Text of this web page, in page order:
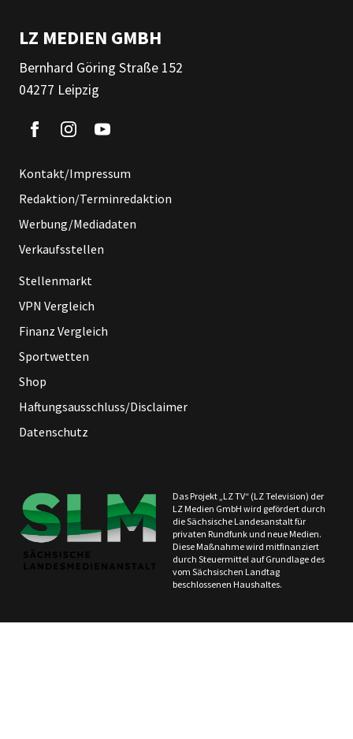
LZ MEDIEN GMBH
Bernhard Göring Straße 152
04277 Leipzig
Kontakt/Impressum
Redaktion/Terminredaktion
Werbung/Mediadaten
Verkaufsstellen
Stellenmarkt
VPN Vergleich
Finanz Vergleich
Sportwetten
Shop
Haftungsausschluss/Disclaimer
Datenschutz
Das Projekt „LZ TV“ (LZ Television) der
LZ Medien GmbH wird gefördert durch
die Sächsische Landesanstalt für
privaten Rundfunk und neue Medien.
Diese Maßnahme wird mitfinanziert
durch Steuermittel auf Grundlage des
vom Sächsischen Landtag
beschlossenen Haushaltes.